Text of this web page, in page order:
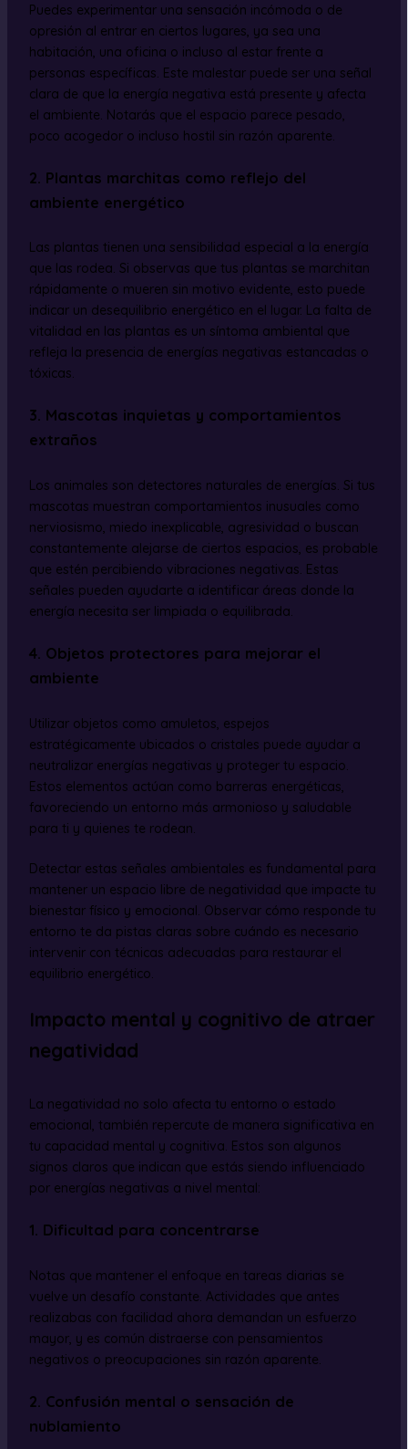
Puedes experimentar una sensación incómoda o de
opresión al entrar en ciertos lugares, ya sea una
habitación, una oficina o incluso al estar frente a
personas específicas. Este malestar puede ser una señal
clara de que la energía negativa está presente y afecta
el ambiente. Notarás que el espacio parece pesado,
poco acogedor o incluso hostil sin razón aparente.
2. Plantas marchitas como reflejo del
ambiente energético
Las plantas tienen una sensibilidad especial a la energía
que las rodea. Si observas que tus plantas se marchitan
rápidamente o mueren sin motivo evidente, esto puede
indicar un desequilibrio energético en el lugar. La falta de
vitalidad en las plantas es un síntoma ambiental que
refleja la presencia de energías negativas estancadas o
tóxicas.
3. Mascotas inquietas y comportamientos
extraños
Los animales son detectores naturales de energías. Si tus
mascotas muestran comportamientos inusuales como
nerviosismo, miedo inexplicable, agresividad o buscan
constantemente alejarse de ciertos espacios, es probable
que estén percibiendo vibraciones negativas. Estas
señales pueden ayudarte a identificar áreas donde la
energía necesita ser limpiada o equilibrada.
4. Objetos protectores para mejorar el
ambiente
Utilizar objetos como amuletos, espejos
estratégicamente ubicados o cristales puede ayudar a
neutralizar energías negativas y proteger tu espacio.
Estos elementos actúan como barreras energéticas,
favoreciendo un entorno más armonioso y saludable
para ti y quienes te rodean.
Detectar estas señales ambientales es fundamental para
mantener un espacio libre de negatividad que impacte tu
bienestar físico y emocional. Observar cómo responde tu
entorno te da pistas claras sobre cuándo es necesario
intervenir con técnicas adecuadas para restaurar el
equilibrio energético.
Impacto mental y cognitivo de atraer
negatividad
La negatividad no solo afecta tu entorno o estado
emocional, también repercute de manera significativa en
tu capacidad mental y cognitiva. Estos son algunos
signos claros que indican que estás siendo influenciado
por energías negativas a nivel mental:
1. Dificultad para concentrarse
Notas que mantener el enfoque en tareas diarias se
vuelve un desafío constante. Actividades que antes
realizabas con facilidad ahora demandan un esfuerzo
mayor, y es común distraerse con pensamientos
negativos o preocupaciones sin razón aparente.
2. Confusión mental o sensación de
nublamiento